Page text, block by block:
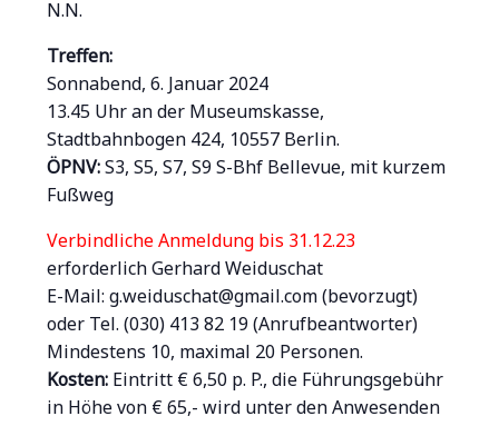
N.N.
Treffen:
Sonnabend, 6. Januar 2024
13.45 Uhr an der Museumskasse,
Stadtbahnbogen 424, 10557 Berlin.
ÖPNV:S3, S5, S7, S9 S-Bhf Bellevue, mit kurzem
Fußweg
Verbindliche Anmeldung bis 31.12.23
erforderlich Gerhard Weiduschat
E-Mail: g.weiduschat@gmail.com (bevorzugt)
oder Tel. (030) 413 82 19 (Anrufbeantworter)
Mindestens 10, maximal 20 Personen.
Kosten: Eintritt € 6,50 p. P., die Führungsgebühr
in Höhe von € 65,- wird unter den Anwesenden